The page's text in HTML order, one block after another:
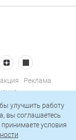
Реклама
улучшить работу
вы соглашаетесь
принимаете условия